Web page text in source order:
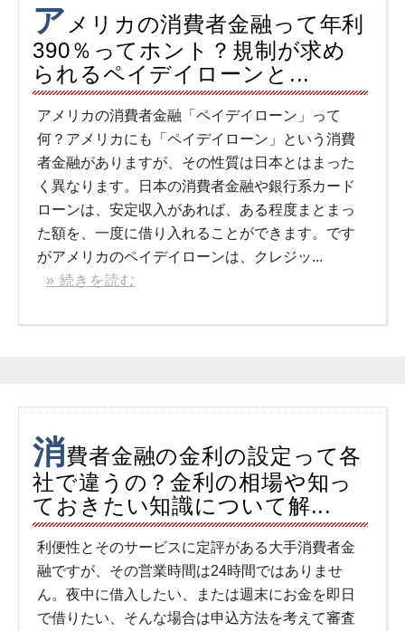
ア メリカの消費者金融って年利
390％ってホント？規制が求め
られるペイデイローンと...
アメリカの消費者金融「ペイデイローン」って
何？アメリカにも「ペイデイローン」という消費
者金融がありますが、その性質は日本とはまった
く異なります。日本の消費者金融や銀行系カード
ローンは、安定収入があれば、ある程度まとまっ
た額を、一度に借り入れることができます。です
がアメリカのペイデイローンは、クレジッ...
» 続きを読む
消費者金融の金利の設定って各
社で違うの？金利の相場や知っ
ておきたい知識について解...
利便性とそのサービスに定評がある大手消費者金
融ですが、その営業時間は24時間ではありませ
ん。夜中に借入したい、または週末にお金を即日
で借りたい、そんな場合は申込方法を考えて審査